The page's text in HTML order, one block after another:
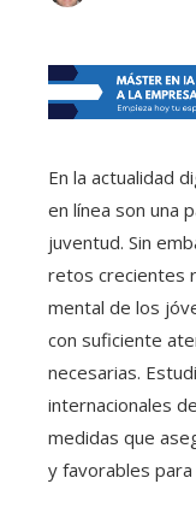
En la actualidad
en línea son una
juventud. Sin
retos crecientes
mental de los
con suficiente
necesarias.
internacionales
medidas que
y favorables